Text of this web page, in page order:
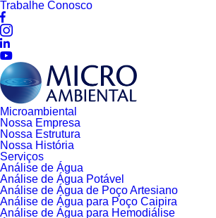
Trabalhe Conosco
Microambiental
Nossa Empresa
Nossa Estrutura
Nossa História
Serviços
Análise de Água
Análise de Água Potável
Análise de Água de Poço Artesiano
Análise de Água para Poço Caipira
Análise de Água para Hemodiálise